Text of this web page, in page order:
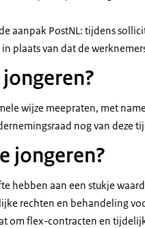
aanpak PostNL: tijdens
plaats van dat de
wijze meepraten, met
nog van deze
jongeren?
hebben aan een stukje
rechten en behandeling
om flex-contracten en